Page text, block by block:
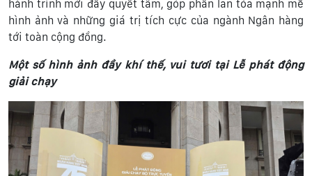
hành trình mới đầy quyết tâm, góp phần lan tỏa mạnh mẽ
hình ảnh và những giá trị tích cực của ngành Ngân hàng
tới toàn cộng đồng.
Một số hình ảnh đầy khí thế, vui tươi tại Lễ phát động
giải chạy